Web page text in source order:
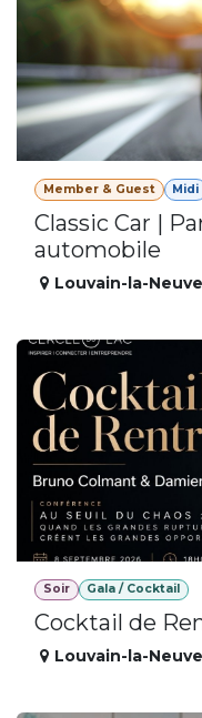
Member & Guest Midi
Classic Car |
automobile
Louvain-la-Neuve
Soir Gala / Cocktail
Cocktail de
Louvain-la-Neuve